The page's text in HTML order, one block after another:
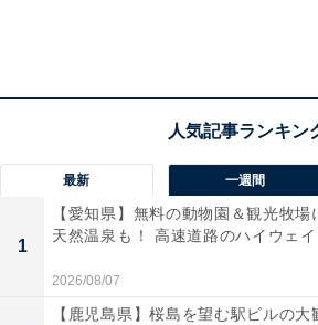
最新 一週間
1
【愛知県】無料の動物園＆観光牧場
天然温泉も！ 高速道路のハイウェイ
2026/08/07
【鹿児島県】桜島を望む駅ビルの大